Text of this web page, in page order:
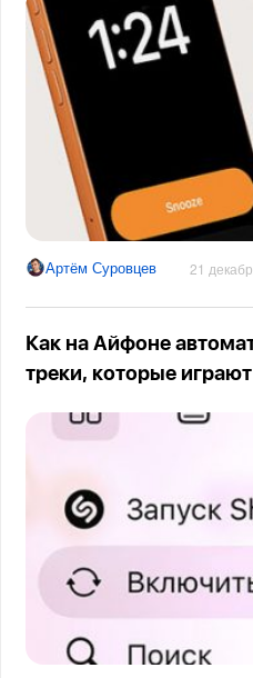
Артём Суровцев 21
Как на Айфоне
треки, которые